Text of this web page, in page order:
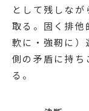
として残しな
取る。固く排他
軟に・強靭に）
側の矛盾に持ち
る。